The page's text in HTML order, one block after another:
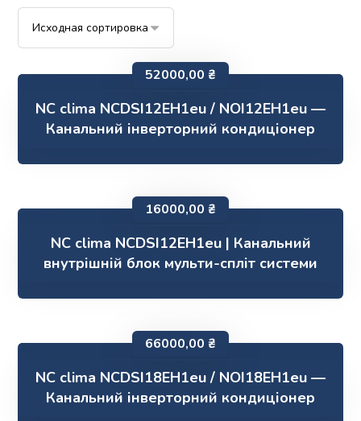
NC clima NCDSI12EH1eu / NOI12EH1eu —
Канальний інверторний кондиціонер
52000,00 ₴
NC clima NCDSI12EH1eu | Канальний
внутрішній блок мульти-спліт системи
16000,00 ₴
NC clima NCDSI18EH1eu / NOI18EH1eu —
Канальний інверторний кондиціонер
66000,00 ₴